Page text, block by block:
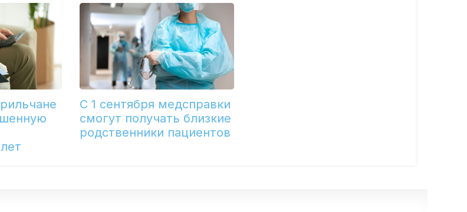
С 1 сентября медсправки
смогут получать близкие
родственники пациентов